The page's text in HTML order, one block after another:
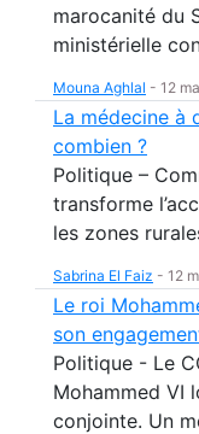
marocanité du
ministérielle
Mouna Aghlal - 12
La médecine à
combien ?
Politique –
transforme
les zones
Sabrina El Faiz - 12
Le roi
son
Politique - Le
Mohammed VI
conjointe. Un